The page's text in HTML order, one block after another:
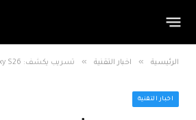
الرئيسية » اخبار التقنية » تسريب يكشف: Galaxy S26 يبدأ من 256GB ويودع سعة 128GB نهائياً
اخبار التقنية